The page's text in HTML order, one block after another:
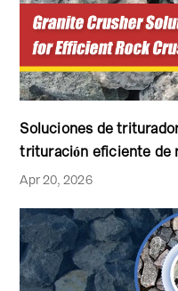
Soluciones de
trituración eficiente de
Apr 20, 2026